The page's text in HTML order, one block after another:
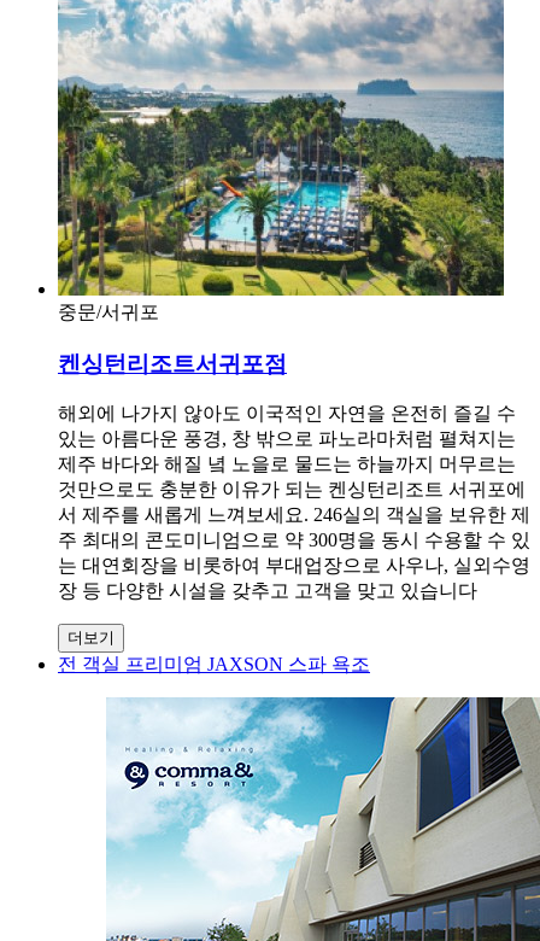
중문/서귀포
켄싱턴리조트서귀포점
해외에 나가지 않아도 이국적인 자연을 온전히 즐길 수
있는 아름다운 풍경, 창 밖으로 파노라마처럼 펼쳐지는
제주 바다와 해질 녘 노을로 물드는 하늘까지 머무르는
것만으로도 충분한 이유가 되는 켄싱턴리조트 서귀포에
서 제주를 새롭게 느껴보세요. 246실의 객실을 보유한 제
주 최대의 콘도미니엄으로 약 300명을 동시 수용할 수 있
는 대연회장을 비롯하여 부대업장으로 사우나, 실외수영
장 등 다양한 시설을 갖추고 고객을 맞고 있습니다
더보기
전 객실 프리미엄 JAXSON 스파 욕조